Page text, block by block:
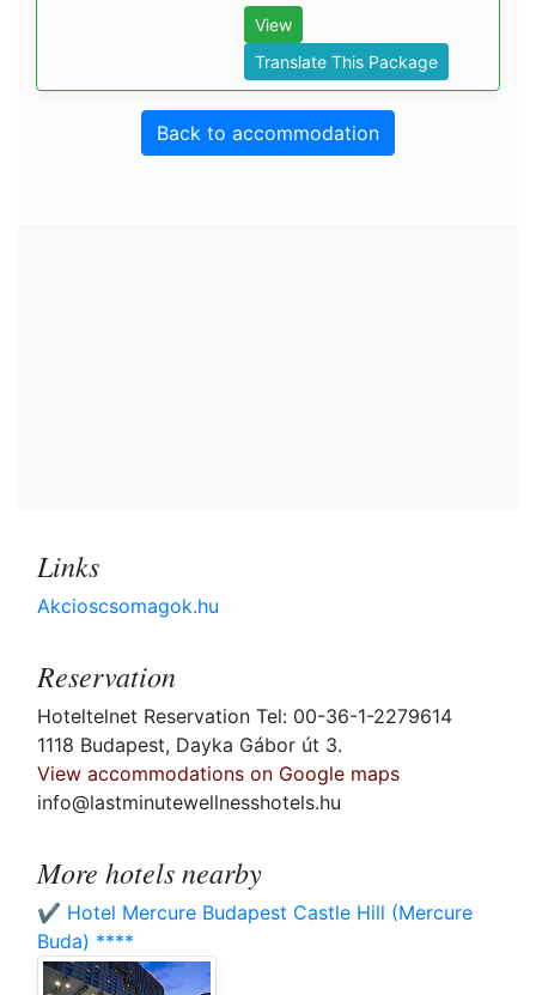
View
Translate This Package
Back to accommodation
Links
Akcioscsomagok.hu
Reservation
Hoteltelnet Reservation Tel: 00-36-1-2279614
1118 Budapest, Dayka Gábor út 3.
View accommodations on Google maps
info@lastminutewellnesshotels.hu
More hotels nearby
✔️ Hotel Mercure Budapest Castle Hill (Mercure
Buda) ****